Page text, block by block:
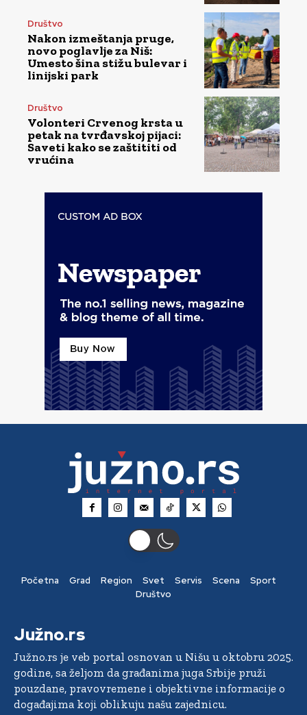
Društvo
Nakon izmeštanja pruge,
novo poglavlje za Niš:
Umesto šina stižu bulevar i
linijski park
Društvo
Volonteri Crvenog krsta u
petak na tvrđavskoj pijaci:
Saveti kako se zaštititi od
vrućina
Početna Grad Region Svet Servis Scena
Sport
Društvo
Južno.rs
Južno.rs je veb portal osnovan u Nišu u oktobru 2025.
godine, sa željom da građanima juga Srbije pruži
pouzdane, pravovremene i objektivne informacije o
događajima koji oblikuju našu zajednicu.